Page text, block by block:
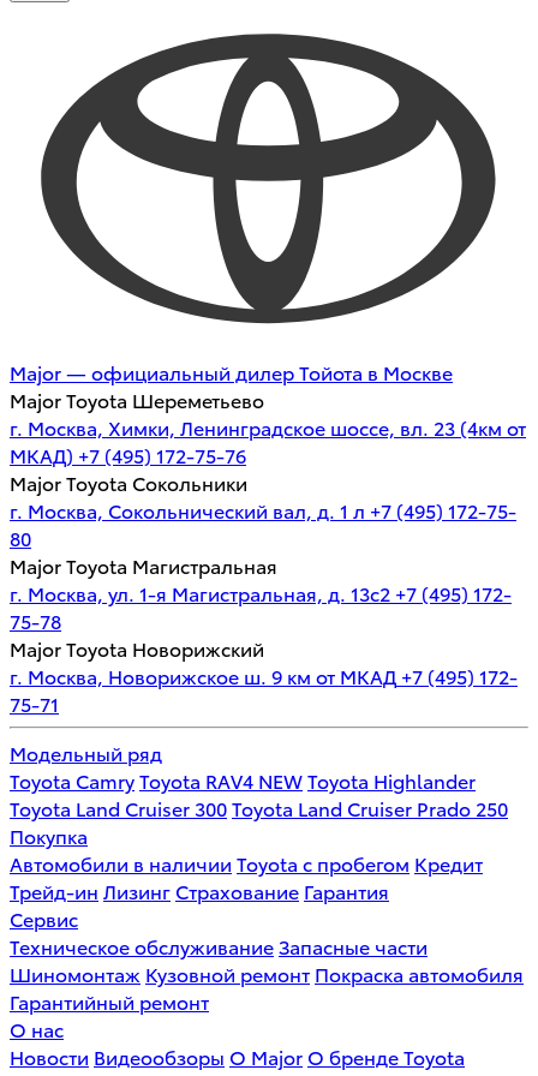
Major — официальный дилер Тойота в Москве
Major Toyota Шереметьево
г. Москва, Химки, Ленинградское шоссе, вл. 23 (4км от
МКАД) +7 (495) 172-75-76
Major Toyota Сокольники
г. Москва, Сокольнический вал, д. 1 л +7 (495) 172-75-
80
Major Toyota Магистральная
г. Москва, ул. 1-я Магистральная, д. 13с2 +7 (495) 172-
75-78
Major Toyota Новорижский
г. Москва, Новорижское ш. 9 км от МКАД +7 (495) 172-
75-71
Модельный ряд
Toyota CamryToyota RAV4 NEWToyota Highlander
Toyota Land Cruiser 300Toyota Land Cruiser Prado 250
Покупка
Автомобили в наличии Toyota с пробегом Кредит
Трейд-ин Лизинг Страхование Гарантия
Сервис
Техническое обслуживаниеЗапасные части
Шиномонтаж Кузовной ремонт Покраска автомобиля
Гарантийный ремонт
О нас
Новости Видеообзоры О Major О бренде Toyota